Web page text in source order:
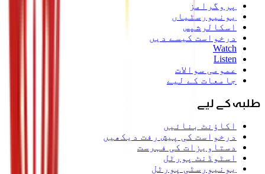
پروگرامز
یونیورسٹیاں
اسکالرشپس
درخواست کیسے دیں
Watch
Listen
عمومی سوالات
جامعات کے لیے
طلبہ کے لیے
اکاؤنٹ بنائیں
درخواست کی پیش رفت دیکھیں
دستاویزات کی فہرست
اسٹوڈنٹ پورٹل
یونیورسٹی پورٹل